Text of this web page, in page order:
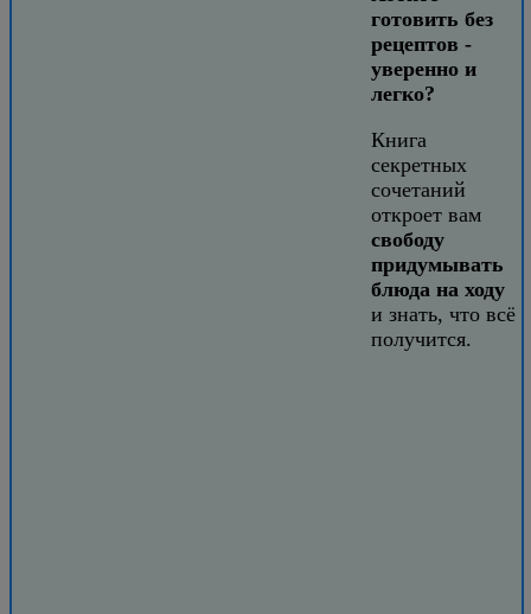
готовить без
рецептов -
уверенно и
легко?
Книга
секретных
сочетаний
откроет вам
свободу
придумывать
блюда на ходу
и знать, что всё
получится.